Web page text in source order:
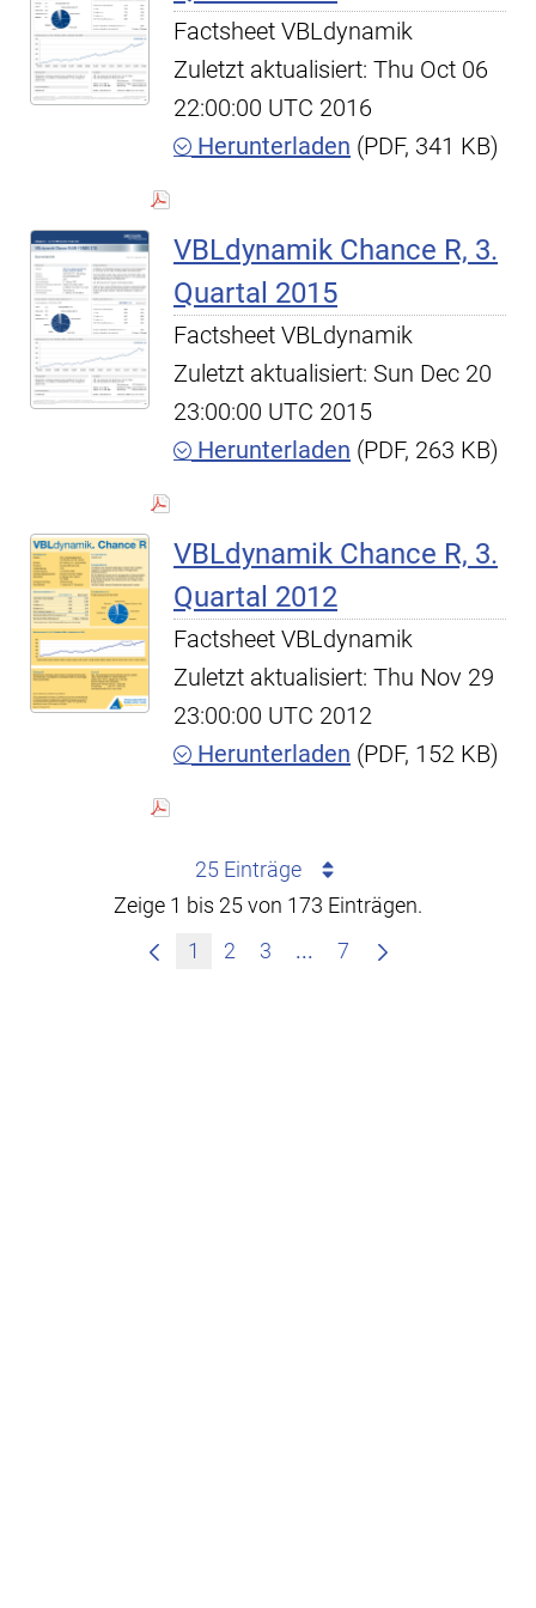
Factsheet VBLdynamik
Zuletzt aktualisiert: Thu Oct 06
22:00:00 UTC 2016
Herunterladen (PDF, 341 KB)
VBLdynamik Chance R, 3.
Quartal 2015
Factsheet VBLdynamik
Zuletzt aktualisiert: Sun Dec 20
23:00:00 UTC 2015
Herunterladen (PDF, 263 KB)
VBLdynamik Chance R, 3.
Quartal 2012
Factsheet VBLdynamik
Zuletzt aktualisiert: Thu Nov 29
23:00:00 UTC 2012
Herunterladen (PDF, 152 KB)
25 Einträge
Zeige 1 bis 25 von 173 Einträgen.
1
2 3 ... Zwischenseiten
7